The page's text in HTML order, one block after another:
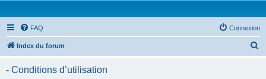
FAQ Connexion
Index du forum
- Conditions d’utilisation